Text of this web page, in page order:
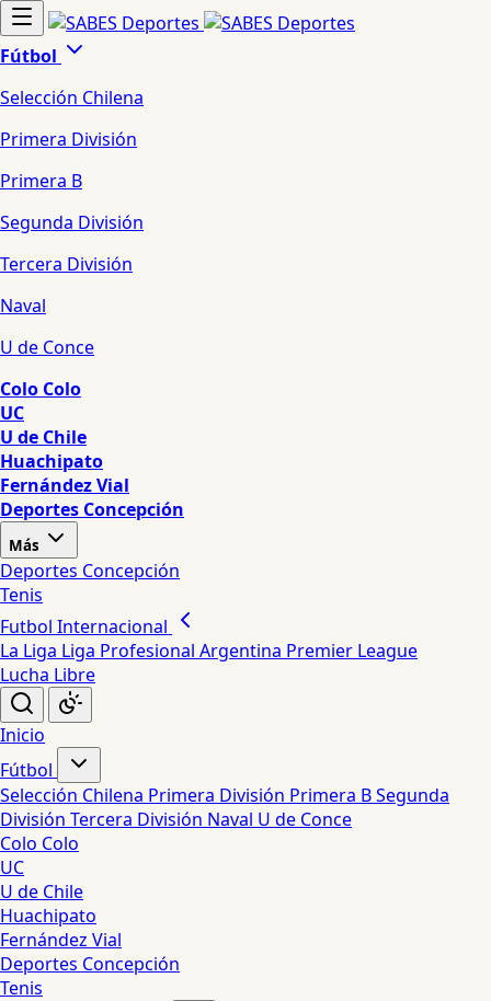
Fútbol
Selección Chilena
Primera División
Primera B
Segunda División
Tercera División
Naval
U de Conce
Colo Colo
UC
U de Chile
Huachipato
Fernández Vial
Deportes Concepción
Más
Deportes Concepción
Tenis
Futbol Internacional
La Liga Liga Profesional Argentina Premier League
Lucha Libre
Inicio
Fútbol
Selección Chilena Primera División Primera BSegunda
División Tercera División Naval U de Conce
Colo Colo
UC
U de Chile
Huachipato
Fernández Vial
Deportes Concepción
Tenis